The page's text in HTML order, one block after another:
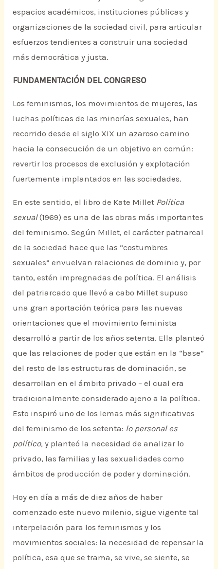
espacios académicos, instituciones públicas y
organizaciones de la sociedad civil, para articular
esfuerzos tendientes a construir una sociedad
más democrática y justa.
FUNDAMENTACIÓN DEL CONGRESO
Los feminismos, los movimientos de mujeres, las
luchas políticas de las minorías sexuales, han
recorrido desde el siglo XIX un azaroso camino
hacia la consecución de un objetivo en común:
revertir los procesos de exclusión y explotación
fuertemente implantados en las sociedades.
En este sentido, el libro de Kate Millet Política
sexual(1969) es una de las obras más importantes
del feminismo. Según Millet, el carácter patriarcal
de la sociedad hace que las “costumbres
sexuales” envuelvan relaciones de dominio y, por
tanto, estén impregnadas de política. El análisis
del patriarcado que llevó a cabo Millet supuso
una gran aportación teórica para las nuevas
orientaciones que el movimiento feminista
desarrolló a partir de los años setenta. Ella planteó
que las relaciones de poder que están en la “base”
del resto de las estructuras de dominación, se
desarrollan en el ámbito privado – el cual era
tradicionalmente considerado ajeno a la política.
Esto inspiró uno de los lemas más significativos
del feminismo de los setenta: lo personal es
político,y planteó la necesidad de analizar lo
privado, las familias y las sexualidades como
ámbitos de producción de poder y dominación.
Hoy en día a más de diez años de haber
comenzado este nuevo milenio, sigue vigente tal
interpelación para los feminismos y los
movimientos sociales: la necesidad de repensar la
política, esa que se trama, se vive, se siente, se